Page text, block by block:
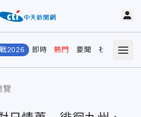
2026 即時 熱門 要聞 社會 娛樂
覽